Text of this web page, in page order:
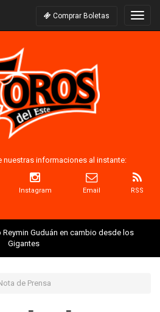
Comprar Boletas
nuestras informaciones al instante:
Instagram Email RSS
Guduán en cambio desde los
Gigantes
de Prensa